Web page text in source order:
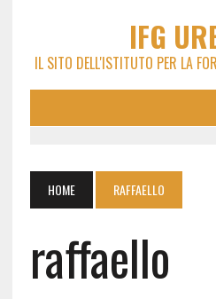
IFG
IL SITO DELL'ISTITUTO PER LA
HOME RAFFAELLO
raffaello